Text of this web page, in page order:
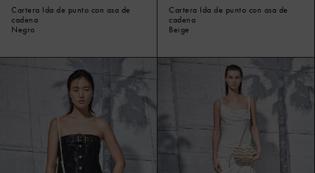
Cartera Ida de punto con asa de
cadena
Negro
Cartera Ida de punto con asa de
cadena
Beige